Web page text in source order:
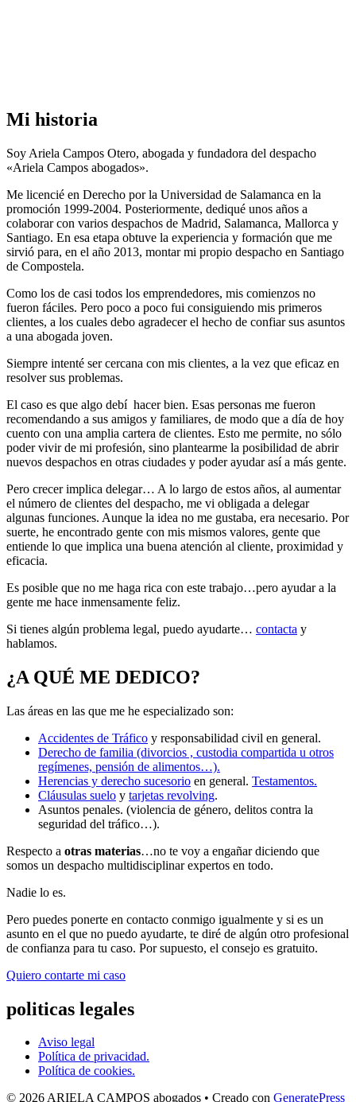
Mi historia
Soy Ariela Campos Otero, abogada y fundadora del despacho
«Ariela Campos abogados».
Me licencié en Derecho por la Universidad de Salamanca en la
promoción 1999-2004. Posteriormente, dediqué unos años a
colaborar con varios despachos de Madrid, Salamanca, Mallorca y
Santiago. En esa etapa obtuve la experiencia y formación que me
sirvió para, en el año 2013, montar mi propio despacho en Santiago
de Compostela.
Como los de casi todos los emprendedores, mis comienzos no
fueron fáciles. Pero poco a poco fui consiguiendo mis primeros
clientes, a los cuales debo agradecer el hecho de confiar sus asuntos
a una abogada joven.
Siempre intenté ser cercana con mis clientes, a la vez que eficaz en
resolver sus problemas.
El caso es que algo debí hacer bien. Esas personas me fueron
recomendando a sus amigos y familiares, de modo que a día de hoy
cuento con una amplia cartera de clientes. Esto me permite, no sólo
poder vivir de mi profesión, sino plantearme la posibilidad de abrir
nuevos despachos en otras ciudades y poder ayudar así a más gente.
Pero crecer implica delegar… A lo largo de estos años, al aumentar
el número de clientes del despacho, me vi obligada a delegar
algunas funciones. Aunque la idea no me gustaba, era necesario. Por
suerte, he encontrado gente con mis mismos valores, gente que
entiende lo que implica una buena atención al cliente, proximidad y
eficacia.
Es posible que no me haga rica con este trabajo…pero ayudar a la
gente me hace inmensamente feliz.
Si tienes algún problema legal, puedo ayudarte… contacta y
hablamos.
¿A QUÉ ME DEDICO?
Las áreas en las que me he especializado son:
Accidentes de Tráfico y responsabilidad civil en general.
Derecho de familia (divorcios , custodia compartida u otros
regímenes, pensión de alimentos…).
Herencias y derecho sucesorio en general. Testamentos.
Cláusulas suelo y tarjetas revolving.
Asuntos penales. (violencia de género, delitos contra la
seguridad del tráfico…).
Respecto a otras materias…no te voy a engañar diciendo que
somos un despacho multidisciplinar expertos en todo.
Nadie lo es.
Pero puedes ponerte en contacto conmigo igualmente y si es un
asunto en el que no puedo ayudarte, te diré de algún otro profesional
de confianza para tu caso. Por supuesto, el consejo es gratuito.
Quiero contarte mi caso
politicas legales
Aviso legal
Política de privacidad.
Política de cookies.
© 2026 ARIELA CAMPOS abogados • Creado con GeneratePress